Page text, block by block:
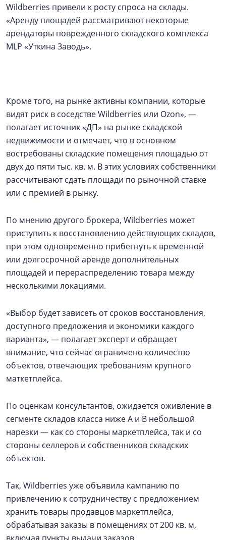
Wildberries привели к росту спроса на склады.
«Аренду площадей рассматривают некоторые
арендаторы поврежденного складского комплекса
MLP «Уткина Заводь».
Кроме того, на рынке активны компании, которые
видят риск в соседстве Wildberries или Ozon», —
полагает источник «ДП» на рынке складской
недвижимости и отмечает, что в основном
востребованы складские помещения площадью от
двух до пяти тыс. кв. м. В этих условиях собственники
рассчитывают сдать площади по рыночной ставке
или с премией в рынку.
По мнению другого брокера, Wildberries может
приступить к восстановлению действующих складов,
при этом одновременно прибегнуть к временной
или долгосрочной аренде дополнительных
площадей и перераспределению товара между
несколькими локациями.
«Выбор будет зависеть от сроков восстановления,
доступного предложения и экономики каждого
варианта», — полагает эксперт и обращает
внимание, что сейчас ограничено количество
объектов, отвечающих требованиям крупного
маткетплейса.
По оценкам консультантов, ожидается оживление в
сегменте складов класса ниже А и В небольшой
нарезки — как со стороны маркетплейса, так и со
стороны селлеров и собственников складских
объектов.
Так, Wildberries уже объявила кампанию по
привлечению к сотрудничеству с предложением
хранить товары продавцов маркетплейса,
обрабатывая заказы в помещениях от 200 кв. м,